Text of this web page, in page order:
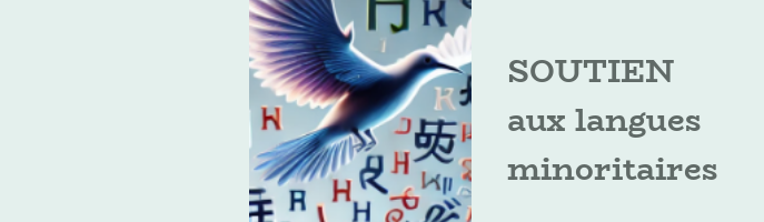
SOUTIEN
aux langues
minoritaires